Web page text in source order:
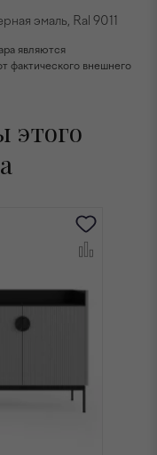
эмаль, Ral 9011
являются
фактического внешнего
этого